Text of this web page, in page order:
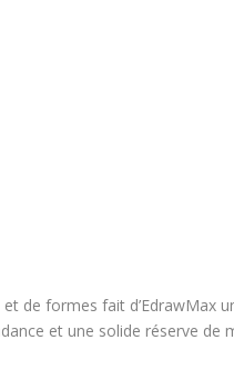
de formes fait d’EdrawMax
et une solide réserve de